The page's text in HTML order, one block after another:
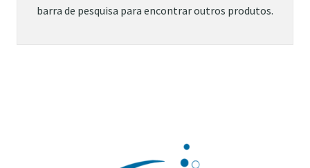
barra de pesquisa para encontrar outros produtos.